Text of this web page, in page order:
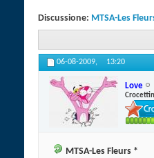
Discussione: MTSA-Les
06-08-2009, 13:20
Love
MTSA-Les Fleurs *